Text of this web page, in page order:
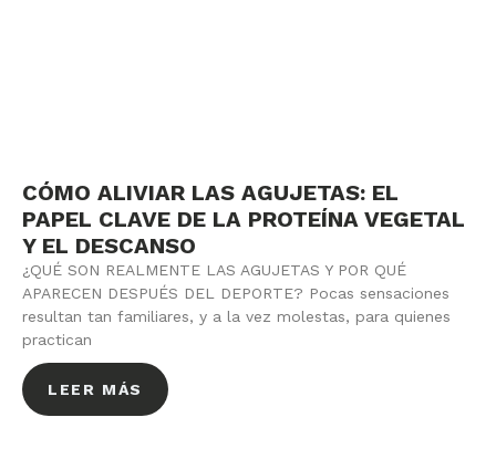
CÓMO ALIVIAR LAS AGUJETAS: EL
PAPEL CLAVE DE LA PROTEÍNA VEGETAL
Y EL DESCANSO
¿QUÉ SON REALMENTE LAS AGUJETAS Y POR QUÉ
APARECEN DESPUÉS DEL DEPORTE? Pocas sensaciones
resultan tan familiares, y a la vez molestas, para quienes
practican
LEER MÁS